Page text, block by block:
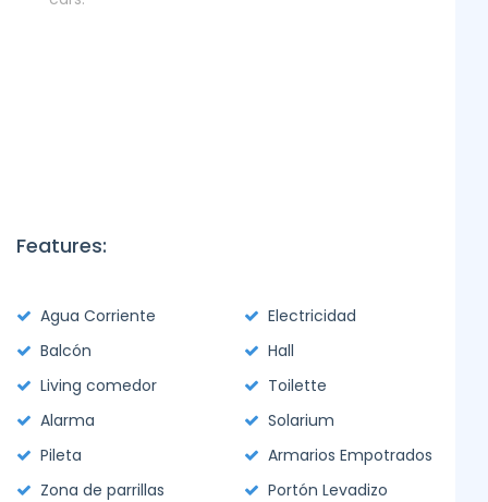
Features:
Agua Corriente
Electricidad
Balcón
Hall
Living comedor
Toilette
Alarma
Solarium
Pileta
Armarios Empotrados
Zona de parrillas
Portón Levadizo